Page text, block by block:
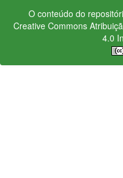
O conteúdo do
Creative Commons
4.0